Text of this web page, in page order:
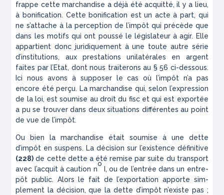
frappe cette marchan­dise a déjà été acquitté, il y a lieu,
à bonification. Cette bonification est un acte à part, qui
ne s’attache à la perception de l’impôt qui précède que
dans les motifs qui ont poussé le législateur à agir. Elle
appartient donc juridiquement à une toute autre série
d’institutions, aux prestations unilatérales en argent
faites par l’Etat, dont nous traiterons au § 56 ci-dessous.
Ici nous avons à supposer le cas où l’im­pôt n’a pas
encore été perçu. La marchandise qui, selon l’expression
de la loi, est soumise au droit du fisc et qui est exportée
a pu se trouver dans deux situations différentes au point
de vue de l’impôt.
Ou bien la marchandise était soumise à une dette
d’impôt en suspens. La décision sur l’existence définitive
(228) de cette dette a été remise par suite du transport
avec l’acquit à caution n
o
I, ou de l’entrée dans un entre­
pôt public. Alors le fait de l’exportation apporte sim­
plement la décision, que la dette d’impôt n’existe pas ;